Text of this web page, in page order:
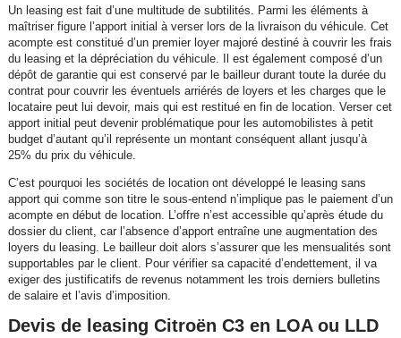
Un leasing est fait d’une multitude de subtilités. Parmi les éléments à
maîtriser figure l’apport initial à verser lors de la livraison du véhicule. Cet
acompte est constitué d’un premier loyer majoré destiné à couvrir les frais
du leasing et la dépréciation du véhicule. Il est également composé d’un
dépôt de garantie qui est conservé par le bailleur durant toute la durée du
contrat pour couvrir les éventuels arriérés de loyers et les charges que le
locataire peut lui devoir, mais qui est restitué en fin de location. Verser cet
apport initial peut devenir problématique pour les automobilistes à petit
budget d’autant qu’il représente un montant conséquent allant jusqu’à
25% du prix du véhicule.
C’est pourquoi les sociétés de location ont développé le leasing sans
apport qui comme son titre le sous-entend n’implique pas le paiement d’un
acompte en début de location. L’offre n’est accessible qu’après étude du
dossier du client, car l’absence d’apport entraîne une augmentation des
loyers du leasing. Le bailleur doit alors s’assurer que les mensualités sont
supportables par le client. Pour vérifier sa capacité d’endettement, il va
exiger des justificatifs de revenus notamment les trois derniers bulletins
de salaire et l’avis d’imposition.
Devis de leasing Citroën C3 en LOA ou LLD